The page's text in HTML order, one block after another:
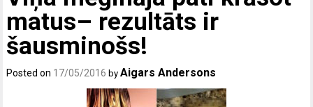
matus– rezultāts ir
šausminošs!
Posted on 17/05/2016 byAigars Andersons